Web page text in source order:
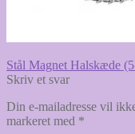
Forrige
indlæg:
Stål Magnet Halskæde
Skriv et svar
Din e-mailadresse vil
markeret med *